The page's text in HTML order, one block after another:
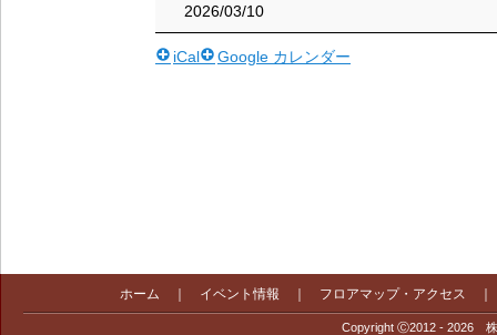
2026/03/10
iCal Google カレンダー
ホーム イベント情報 フロアマップ・アクセス
Copyright Ⓒ2012 - 2026 株